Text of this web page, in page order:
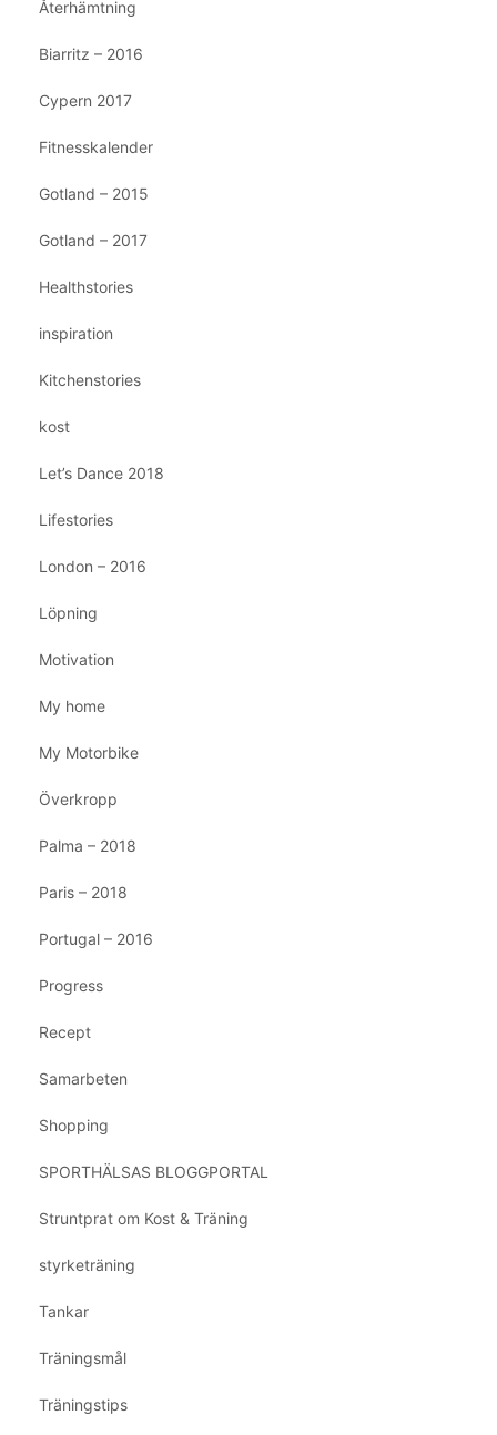
Återhämtning
Biarritz – 2016
Cypern 2017
Fitnesskalender
Gotland – 2015
Gotland – 2017
Healthstories
inspiration
Kitchenstories
kost
Let’s Dance 2018
Lifestories
London – 2016
Löpning
Motivation
My home
My Motorbike
Överkropp
Palma – 2018
Paris – 2018
Portugal – 2016
Progress
Recept
Samarbeten
Shopping
SPORTHÄLSAS BLOGGPORTAL
Struntprat om Kost & Träning
styrketräning
Tankar
Träningsmål
Träningstips